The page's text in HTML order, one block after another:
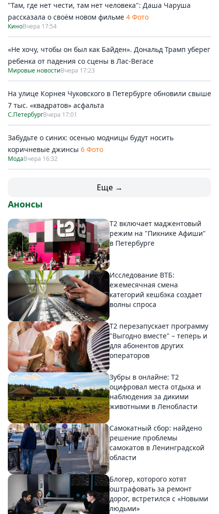
"Там, где нет чести, там нет человека": Даша Чаруша
рассказала о своём новом фильме 4 Фото
КиноВчера 17:54
«Не хочу, чтобы он был как Байден». Дональд Трамп уберег
ребенка от падения со сцены в Лас-Вегасе
Мировые новостиВчера 17:23
На улице Корнея Чуковского в Петербурге обновили свыше
7 тыс. «квадратов» асфальта
С.ПетербургВчера 17:01
Забудьте о синих: осенью модницы будут носить
коричневые джинсы 6 Фото
МодаВчера 16:32
Еще →
Анонсы
Т2 включает маджентовый
режим на "Пикнике Афиши"
в Петербурге
Исследование ВТБ:
ежемесячная смена
категорий кешбэка создает
волны спроса
Т2 перезапускает программу
"Выгодно вместе" – теперь и
для абонентов других
операторов
Зубры в онлайне: Т2
оцифровал места отдыха и
наблюдения за дикими
животными в Ленобласти
Самокатный сбор: найдено
решение проблемы
самокатов в Ленинградской
области
Блогер, которого хотят
оштрафовать за ремонт
дорог, встретился с «Новыми
людьми»